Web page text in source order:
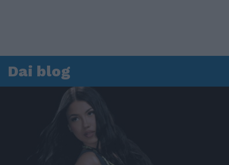
Dai blog